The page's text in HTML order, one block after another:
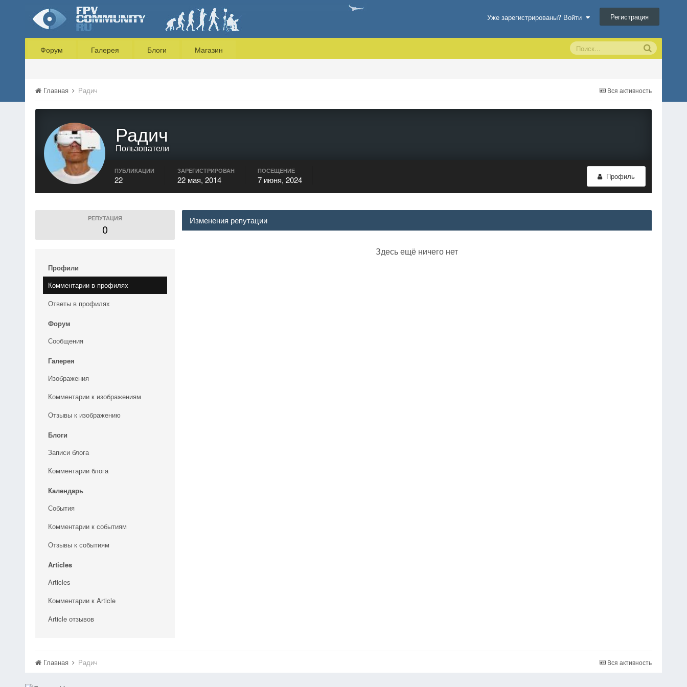
Уже зарегистрированы? Войти Регистрация
Форум Галерея Блоги Магазин
Вся активность
Главная Радич
Радич
Пользователи
Профиль
ПУБЛИКАЦИИ
22
ЗАРЕГИСТРИРОВАН
22 мая, 2014
ПОСЕЩЕНИЕ
7 июня, 2024
РЕПУТАЦИЯ
0
Профили
Комментарии в профилях
Ответы в профилях
Форум
Сообщения
Галерея
Изображения
Комментарии к изображениям
Отзывы к изображению
Блоги
Записи блога
Комментарии блога
Календарь
События
Комментарии к событиям
Отзывы к событиям
Articles
Articles
Комментарии к Article
Article отзывов
Изменения репутации
Здесь ещё ничего нет
Вся активность
Главная Радич